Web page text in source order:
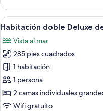
doble
Deluxe
de
individual
Abrir
todas
las
fotos
de
Habitación
doble
Deluxe
5
Habitación doble Deluxe
Vista al mar
285 pies cuadrados
1 habitación
1 persona
2 camas individuales
Wifi gratuito